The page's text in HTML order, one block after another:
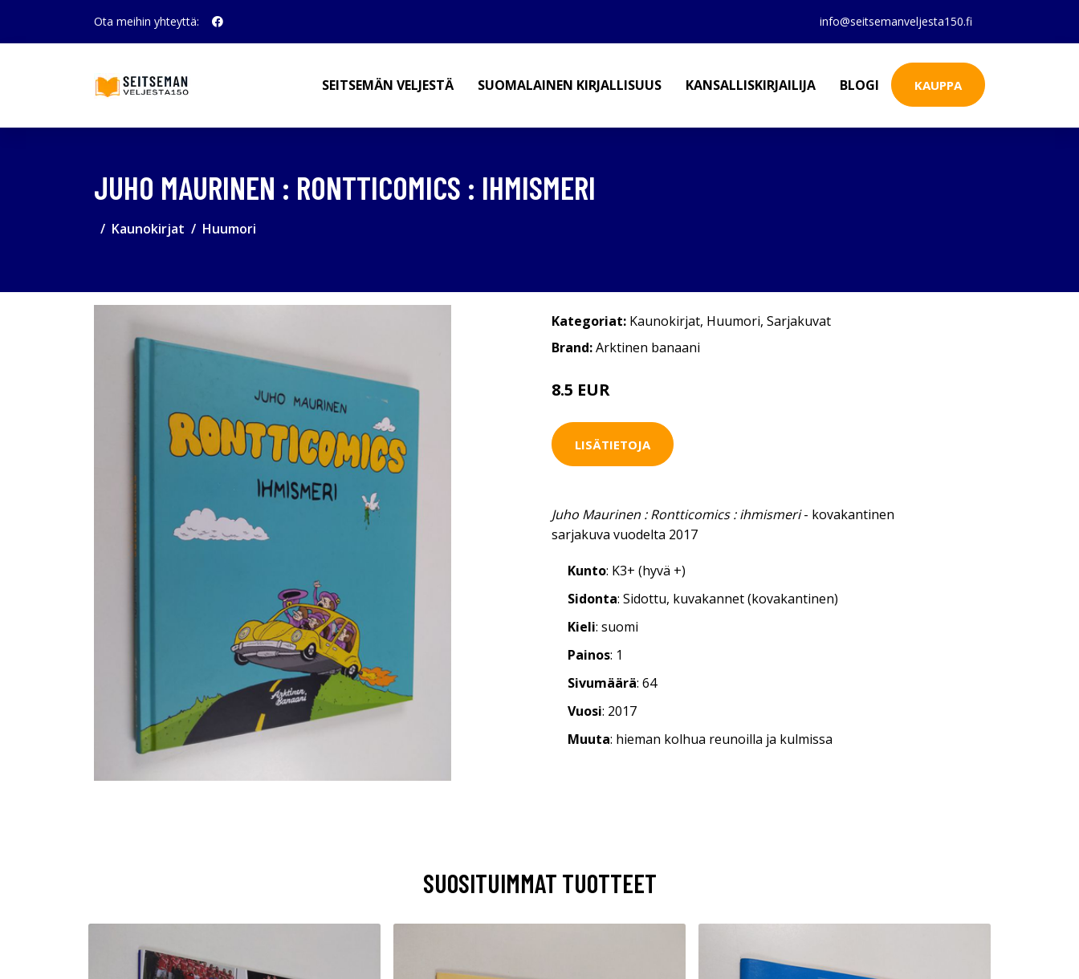
Ota meihin yhteyttä: info@seitsemanveljesta150.fi
SEITSEMÄN VELJESTÄ SUOMALAINEN KIRJALLISUUS KANSALLISKIRJAILIJA BLOGI KAUPPA
JUHO MAURINEN : RONTTICOMICS : IHMISMERI
Kaunokirjat Huumori
Kategoriat: Kaunokirjat, Huumori, Sarjakuvat
Brand:Arktinen banaani
8.5 EUR
LISÄTIETOJA
Juho Maurinen : Rontticomics : ihmismeri- kovakantinen
sarjakuva vuodelta 2017
Kunto: K3+ (hyvä +)
Sidonta: Sidottu, kuvakannet (kovakantinen)
Kieli: suomi
Painos: 1
Sivumäärä: 64
Vuosi: 2017
Muuta: hieman kolhua reunoilla ja kulmissa
SUOSITUIMMAT TUOTTEET